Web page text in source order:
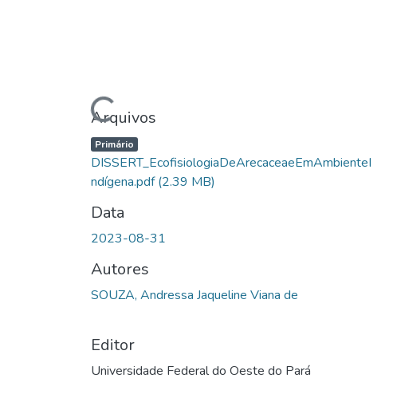
Carregando...
Arquivos
Primário
DISSERT_EcofisiologiaDeArecaceaeEmAmbienteI
ndígena.pdf(2.39 MB)
Data
2023-08-31
Autores
SOUZA, Andressa Jaqueline Viana de
Editor
Universidade Federal do Oeste do Pará